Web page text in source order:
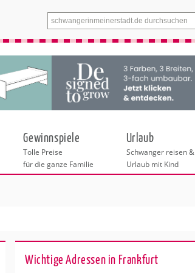
Menü
Gewinnspiele
Tolle Preise
für die ganze Familie
Urlaub
Schwanger reisen &
Urlaub mit Kind
Wichtige Adressen in Frankfurt